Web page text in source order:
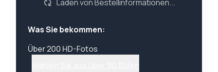
Laden von Bestellinformationen...
Was Sie bekommen:
Über 200 HD-Fotos